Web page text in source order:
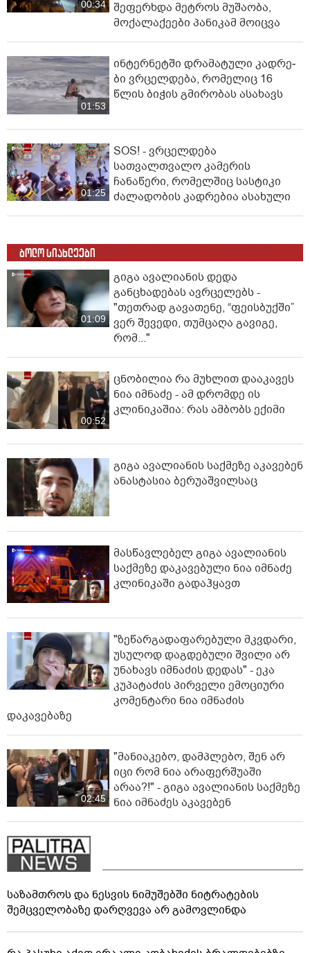
00:34
შეფერხდა მეტროს მუშაობა,
მოქალაქეები პანიკამ მოიცვა
01:53
ინ­ტერ­ნეტ­ში დრა­მა­ტუ­ლი კად­რე­
ბი ვრცელდება, რომელიც 16
წლის ბიჭის გმირობას ასახავს
01:25
SOS! - ვრცელდება
სათვალთვალო კამერის
ჩანაწერი, რომელშიც სასტიკი
ძალადობის კადრებია ასახული
ბოლო სიახლეები
01:09
გიგა ავალიანის დედა
განცხადებას ავრცელებს -
"თეთრად გავათენე, “ფეისბუქში”
ვერ შევედი, თუმცაღა გავიგე,
რომ..."
00:52
ცნობილია რა მუხლით დააკავეს
ნია იმნაძე - ამ დრომდე ის
კლინიკაშია: რას ამბობს ექიმი
გიგა ავალიანის საქმეზე აკავებენ
ანასტასია ბერუაშვილსაც
მასწავლებელ გიგა ავალიანის
საქმეზე დაკავებული ნია იმნაძე
კლინიკაში გადაჰყავთ
"ზეწარგადაფარებული მკვდარი,
უსულოდ დაგდებული შვილი არ
უნახავს იმნაძის დედას" - ეკა
კუპატაძის პირველი ემოციური
კომენტარი ნია იმნაძის
დაკავებაზე
02:45
"მანიაკებო, დამპლებო, შენ არ
იცი რომ ნია არაფერშუაში
არაა?!" - გიგა ავალიანის საქმეზე
ნია იმნაძეს აკავებენ
საზამთროს და ნესვის ნიმუშებში ნიტრატების
შემცველობაზე დარღვევა არ გამოვლინდა